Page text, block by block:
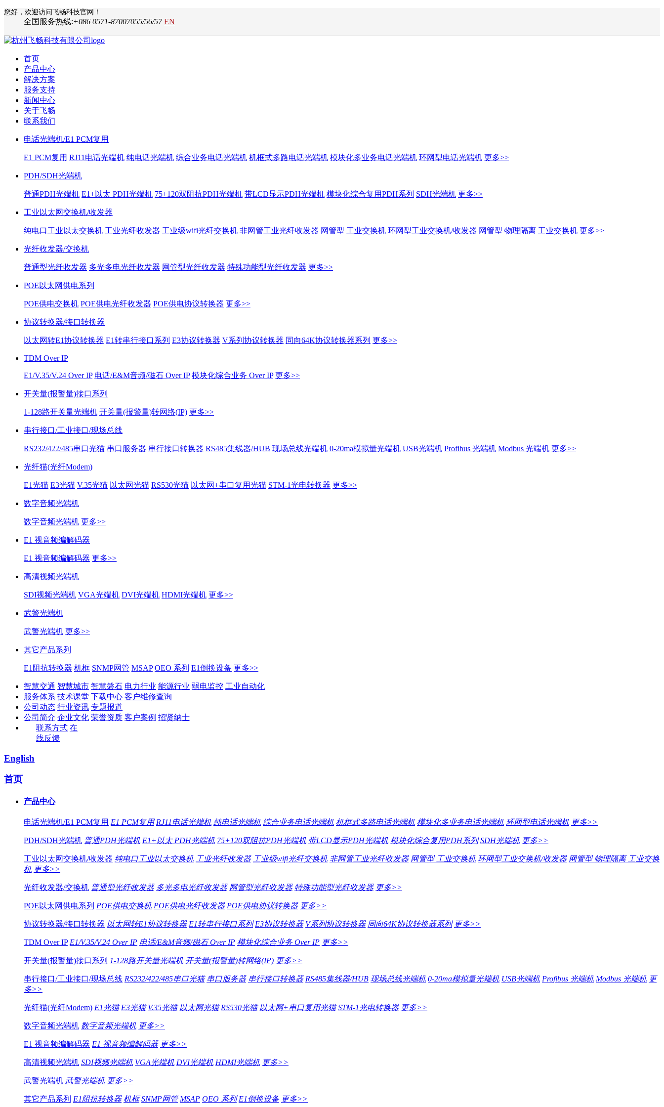
您好，欢迎访问飞畅科技官网！
全国服务热线:+086 0571-87007055/56/57 EN
首页
产品中心
解决方案
服务支持
新闻中心
关于飞畅
联系我们
电话光端机/E1 PCM复用
E1 PCM复用 RJ11电话光端机 纯电话光端机 综合业务电话光端机 机框式多路电话光端机 模块化多业务电话光端机 环网型电话光端机 更多>>
PDH/SDH光端机
普通PDH光端机 E1+以太 PDH光端机 75+120双阻抗PDH光端机 带LCD显示PDH光端机 模块化综合复用PDH系列 SDH光端机 更多>>
工业以太网交换机/收发器
纯电口工业以太交换机 工业光纤收发器 工业级wifi光纤交换机 非网管工业光纤收发器 网管型 工业交换机 环网型工业交换机/收发器 网管型 物理隔离 工业交换机 更多>>
光纤收发器/交换机
普通型光纤收发器 多光多电光纤收发器 网管型光纤收发器 特殊功能型光纤收发器 更多>>
POE以太网供电系列
POE供电交换机 POE供电光纤收发器 POE供电协议转换器 更多>>
协议转换器/接口转换器
以太网转E1协议转换器 E1转串行接口系列 E3协议转换器 V系列协议转换器 同向64K协议转换器系列 更多>>
TDM Over IP
E1/V.35/V.24 Over IP 电话/E&M音频/磁石 Over IP 模块化综合业务 Over IP 更多>>
开关量(报警量)接口系列
1-128路开关量光端机 开关量(报警量)转网络(IP) 更多>>
串行接口/工业接口/现场总线
RS232/422/485串口光猫 串口服务器 串行接口转换器 RS485集线器/HUB 现场总线光端机 0-20ma模拟量光端机 USB光端机 Profibus 光端机 Modbus 光端机 更多>>
光纤猫(光纤Modem)
E1光猫 E3光猫 V.35光猫 以太网光猫 RS530光猫 以太网+串口复用光猫 STM-1光电转换器 更多>>
数字音频光端机
数字音频光端机 更多>>
E1 视音频编解码器
E1 视音频编解码器 更多>>
高清视频光端机
SDI视频光端机 VGA光端机 DVI光端机 HDMI光端机 更多>>
武警光端机
武警光端机 更多>>
其它产品系列
E1阻抗转换器 机框 SNMP网管 MSAP OEO 系列 E1倒换设备 更多>>
智慧交通 智慧城市 智慧磐石 电力行业 能源行业 弱电监控 工业自动化
服务体系 技术课堂 下载中心 客户维修查询
公司动态 行业资讯 专题报道
公司简介 企业文化 荣誉资质 客户案例 招贤纳士
联系方式 在
线反馈
English
首页
产品中心
电话光端机/E1 PCM复用 E1 PCM复用 RJ11电话光端机 纯电话光端机 综合业务电话光端机 机框式多路电话光端机 模块化多业务电话光端机 环网型电话光端机 更多>>
PDH/SDH光端机 普通PDH光端机 E1+以太 PDH光端机 75+120双阻抗PDH光端机 带LCD显示PDH光端机 模块化综合复用PDH系列 SDH光端机 更多>>
工业以太网交换机/收发器 纯电口工业以太交换机 工业光纤收发器 工业级wifi光纤交换机 非网管工业光纤收发器 网管型 工业交换机 环网型工业交换机/收发器 网管型 物理隔离 工业交换
机 更多>>
光纤收发器/交换机 普通型光纤收发器 多光多电光纤收发器 网管型光纤收发器 特殊功能型光纤收发器 更多>>
POE以太网供电系列 POE供电交换机 POE供电光纤收发器 POE供电协议转换器 更多>>
协议转换器/接口转换器 以太网转E1协议转换器 E1转串行接口系列 E3协议转换器 V系列协议转换器 同向64K协议转换器系列 更多>>
TDM Over IP E1/V.35/V.24 Over IP 电话/E&M音频/磁石 Over IP 模块化综合业务 Over IP 更多>>
开关量(报警量)接口系列 1-128路开关量光端机 开关量(报警量)转网络(IP) 更多>>
串行接口/工业接口/现场总线 RS232/422/485串口光猫 串口服务器 串行接口转换器 RS485集线器/HUB 现场总线光端机 0-20ma模拟量光端机 USB光端机 Profibus 光端机 Modbus 光端机 更
多>>
光纤猫(光纤Modem) E1光猫 E3光猫 V.35光猫 以太网光猫 RS530光猫 以太网+串口复用光猫 STM-1光电转换器 更多>>
数字音频光端机 数字音频光端机 更多>>
E1 视音频编解码器 E1 视音频编解码器 更多>>
高清视频光端机 SDI视频光端机 VGA光端机 DVI光端机 HDMI光端机 更多>>
武警光端机 武警光端机 更多>>
其它产品系列 E1阻抗转换器 机框 SNMP网管 MSAP OEO 系列 E1倒换设备 更多>>